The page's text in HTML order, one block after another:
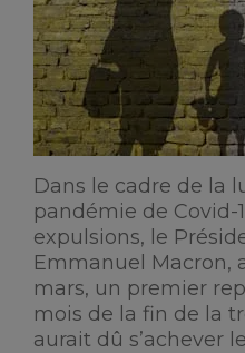
Dans le cadre de la
pandémie de Covid-
expulsions, le
Emmanuel Macron,
mars, un premier
mois de la fin de la
aurait dû s’achever